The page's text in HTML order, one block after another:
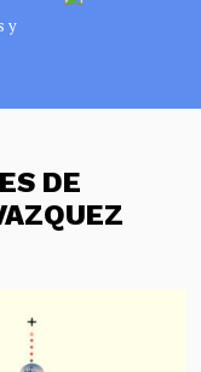
y
DE